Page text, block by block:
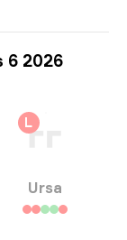
6 2026
L
Ursa